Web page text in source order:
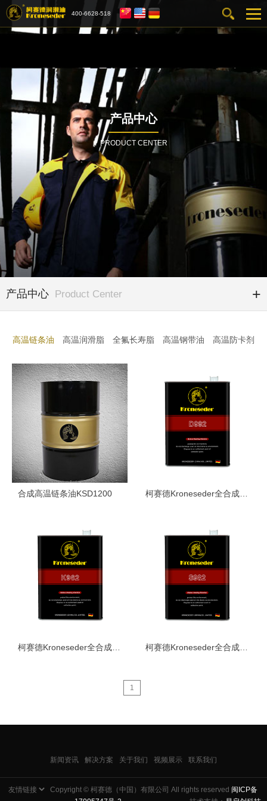
400-6628-518
产品中心
PRODUCT CENTER
产品中心 Product Center
高温链条油 高温润滑脂 全氟长寿脂 高温钢带油 高温防卡剂
合成高温链条油KSD1200
1
新闻资讯 解决方案 关于我们 视频展示 联系我们
Copyright © 柯赛德（中国）有限公司 All rights reserved 闽ICP备